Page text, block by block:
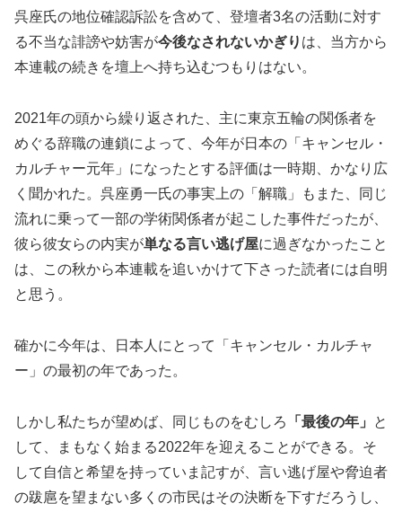
呉座氏の地位確認訴訟を含めて、登壇者3名の活動に対す
る不当な誹謗や妨害が今後なされないかぎり は、 当方から
本連載の続きを壇上へ持ち込むつもりはない。
2021年の頭から繰り返された、主に東京五輪の関係者を
めぐる辞職の連鎖によって、今年が日本の「キャンセル・
カルチャー元年」になったとする評価は一時期、かなり広
く聞かれた。呉座勇一氏の事実上の「解職」もまた、同じ
流れに乗って一部の学術関係者が起こした事件だったが、
彼ら彼女らの内実が単なる言い逃げ屋に過ぎなかったこと
は、この秋から本連載を追いかけて下さった読者には自明
と思う。
確かに今年は、日本人にとって「キャンセル・カルチャ
ー」の最初の年であった。
しかし私たちが望めば、同じものをむしろ 「最後の年」
と
して、まもなく始まる2022年を迎えることができる。そ
して自信と希望を持っていま記すが、言い逃げ屋や脅迫者
の跋扈を望まない多くの市民はその決断を下すだろうし、